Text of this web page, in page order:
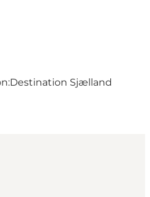
Destination Sjælland